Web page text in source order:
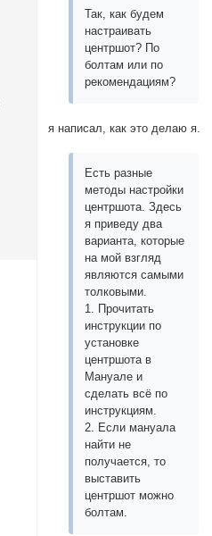
Так, как будем
настраивать
центршот? По
болтам или по
рекомендациям?
я написал, как это делаю я.
Есть разные
методы настройки
центршота. Здесь
я приведу два
варианта, которые
на мой взгляд
являются самыми
толковыми.
1. Прочитать
инструкции по
установке
центршота в
Мануале и
сделать всё по
инструкциям.
2. Если мануала
найти не
получается, то
выставить
центршот можно
болтам.